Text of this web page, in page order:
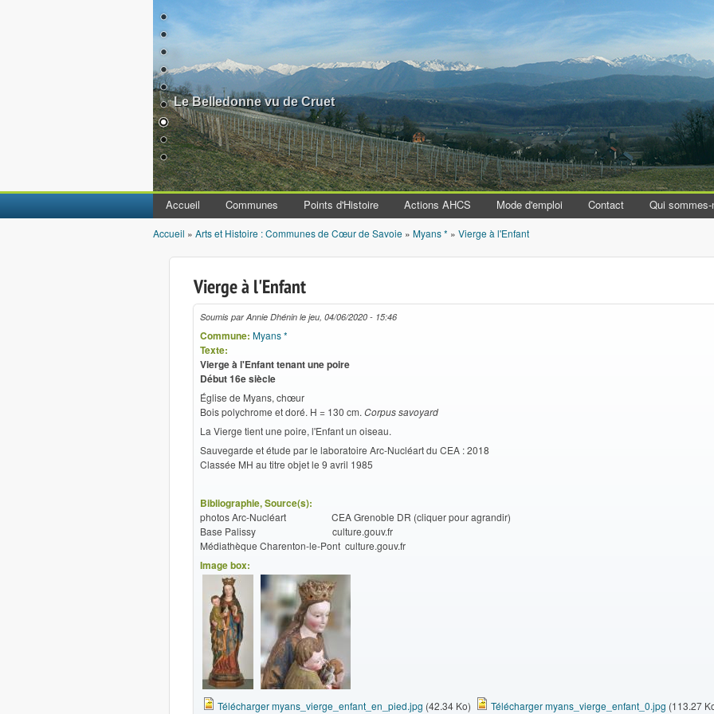
Aller au contenu principal
Le Belledonne vu de Cruet
Accueil Communes Points d'Histoire Actions AHCS Mode d'emploi Contact Qui
Vous êtes ici
Accueil » Arts et Histoire : Communes de Cœur de Savoie » Myans * » Vierge à l'Enfant
Vierge à l'Enfant
Soumis parAnnie Dhénin le jeu, 04/06/2020 - 15:46
Commune: Myans *
Texte:
Vierge à l'Enfant tenant une poire
Début 16e siècle
Église de Myans, chœur
Bois polychrome et doré. H = 130 cm. Corpus savoyard
La Vierge tient une poire, l'Enfant un oiseau.
Sauvegarde et étude par le laboratoire Arc-Nucléart du CEA : 2018
Classée MH au titre objet le 9 avril 1985
Bibliographie, Source(s):
photos Arc-Nucléart CEA Grenoble DR (cliquer pour agrandir)
Base Palissy culture.gouv.fr
Médiathèque Charenton-le-Pont culture.gouv.fr
Image box:
Télécharger myans_vierge_enfant_en_pied.jpg (42.34 Ko) Télécharger myans_vierge_enfant_0.jpg (113.27